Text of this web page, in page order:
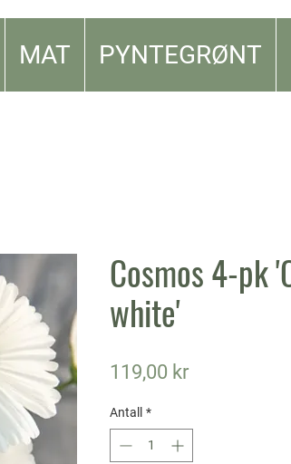
MAT PYNTEGRØNT
Cosmos 4-pk
white'
119,00 krPris
Antall *